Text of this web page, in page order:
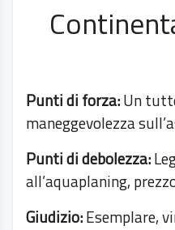
Punti di forza:Un
maneggevolezza
Punti di debolezza:
all’aquaplaning,
Giudizio:Esemplare,